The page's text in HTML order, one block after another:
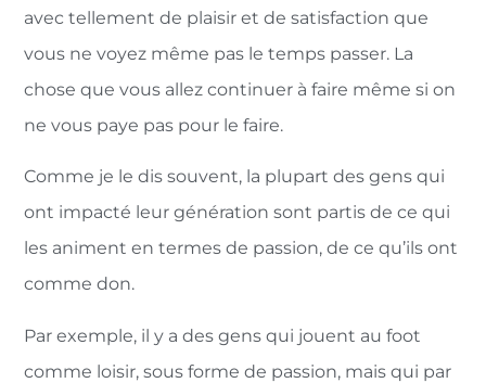
avec tellement de plaisir et de satisfaction que
vous ne voyez même pas le temps passer. La
chose que vous allez continuer à faire même si on
ne vous paye pas pour le faire.
Comme je le dis souvent, la plupart des gens qui
ont impacté leur génération sont partis de ce qui
les animent en termes de passion, de ce qu’ils ont
comme don.
Par exemple, il y a des gens qui jouent au foot
comme loisir, sous forme de passion, mais qui par